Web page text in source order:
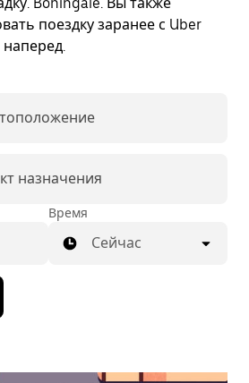
поездку заранее с Uber
наперед.
назначения
Время
Сейчас